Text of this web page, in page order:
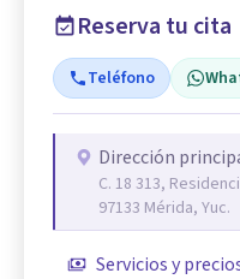
Reserva tu cita
Teléfono
Dirección
C. 18 313,
97133 Mérida, Yuc.
Servicios y